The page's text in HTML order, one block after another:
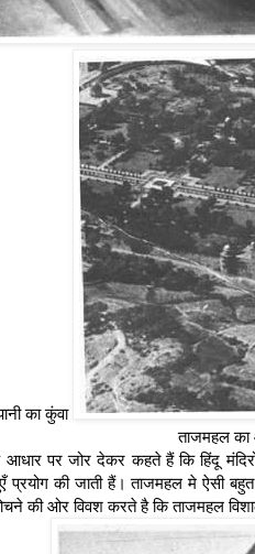
का कुंवा
ताजमहल का
पर जोर देकर कहते हैं कि हिंदू मंदिरों
की जाती हैं। ताजमहल मे ऐसी
की ओर विवश करते है कि ताजमहल